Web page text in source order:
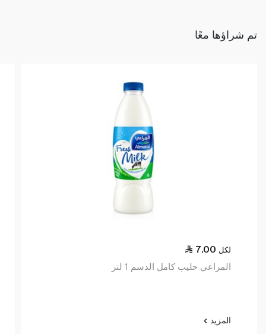
تم شراؤها معًا
7.00 لكل
المراعي حليب كامل الدسم 1 لتر
المزيد